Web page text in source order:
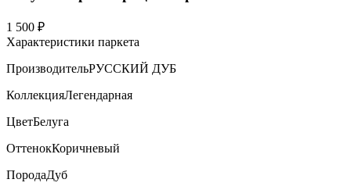
1 500 ₽
Характеристики паркета
ПроизводительРУССКИЙ ДУБ
КоллекцияЛегендарная
ЦветБелуга
ОттенокКоричневый
ПородаДуб